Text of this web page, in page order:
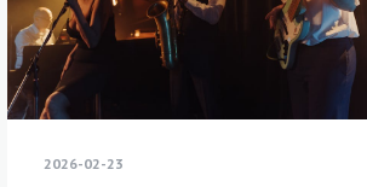
2026-02-23